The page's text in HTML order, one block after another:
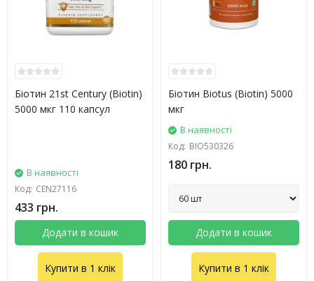
Біотин 21st Century (Biotin)
5000 мкг 110 капсул
В наявності
Код: CEN27116
433 грн.
Додати в кошик
Купити в 1 клік
Біотин Biotus (Biotin) 5000
мкг
В наявності
Код: BIO530326
180 грн.
Додати в кошик
Купити в 1 клік